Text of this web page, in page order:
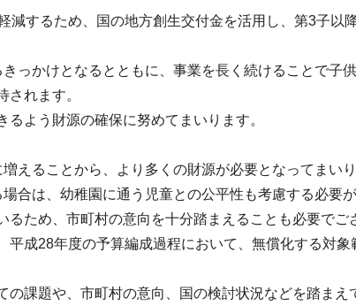
するため、国の地方創生交付金を活用し、第3子以
っかけとなるとともに、事業を長く続けることで子
れます。
よう財源の確保に努めてまいります。
えることから、より多くの財源が必要となってまいり
合は、幼稚園に通う児童との公平性も考慮する必要が
ため、市町村の意向を十分踏まえることも必要でご
成28年度の予算編成過程において、無償化する対象
課題や、市町村の意向、国の検討状況などを踏まえ